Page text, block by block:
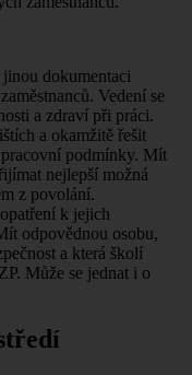
dokumentaci
Vedení se
a zdraví při práci.
a okamžitě řešit
podmínky. Mít
nejlepší možná
z povolání.
k jejich
odpovědnou osobu,
a která školí
Může se jednat i o